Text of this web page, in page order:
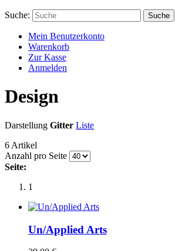
Suche: Suche
Mein Benutzerkonto
Warenkorb
Zur Kasse
Anmelden
Design
Darstellung Gitter Liste
6 Artikel
Anzahl pro Seite
Seite:
1
Un/Applied Arts